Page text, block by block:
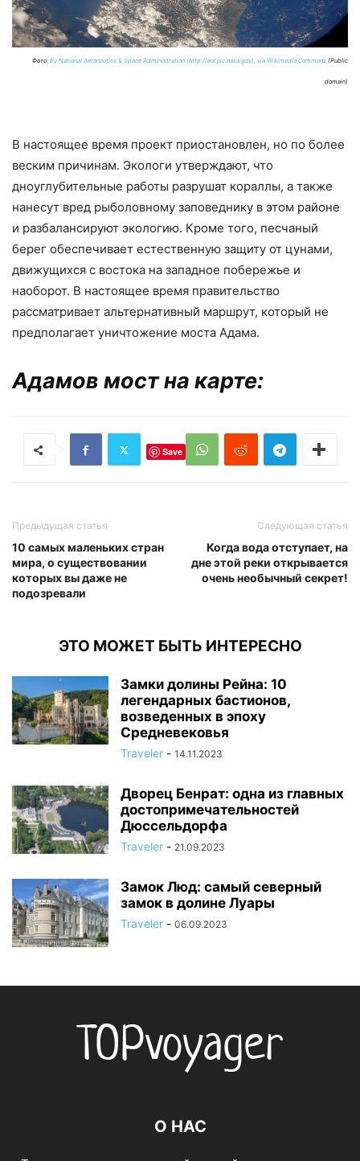
Фото: By National Aeronautics & Space Administration (http://eol.jsc.nasa.gov), via Wikimedia Commons (Public
domain)
В настоящее время проект приостановлен, но по более
веским причинам. Экологи утверждают, что
дноуглубительные работы разрушат кораллы, а также
нанесут вред рыболовному заповеднику в этом районе
и разбалансируют экологию. Кроме того, песчаный
берег обеспечивает естественную защиту от цунами,
движущихся с востока на западное побережье и
наоборот. В настоящее время правительство
рассматривает альтернативный маршрут, который не
предполагает уничтожение моста Адама.
Адамов мост на карте:
Save
Предыдущая статья
10 самых маленьких стран
мира, о существовании
которых вы даже не
подозревали
Следующая статья
Когда вода отступает, на
дне этой реки открывается
очень необычный секрет!
ЭТО МОЖЕТ БЫТЬ ИНТЕРЕСНО
Замки долины Рейна: 10
легендарных бастионов,
возведенных в эпоху
Средневековья
Traveler - 14.11.2023
Дворец Бенрат: одна из главных
достопримечательностей
Дюссельдорфа
Traveler - 21.09.2023
Замок Люд: самый северный
замок в долине Луары
Traveler - 06.09.2023
О НАС